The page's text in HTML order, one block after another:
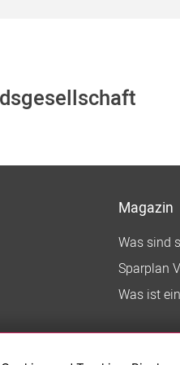
Magazin
Was sind
Sparplan
Was ist